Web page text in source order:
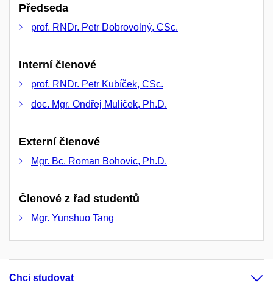
Předseda
prof. RNDr. Petr Dobrovolný, CSc.
Interní členové
prof. RNDr. Petr Kubíček, CSc.
doc. Mgr. Ondřej Mulíček, Ph.D.
Externí členové
Mgr. Bc. Roman Bohovic, Ph.D.
Členové z řad studentů
Mgr. Yunshuo Tang
Chci studovat